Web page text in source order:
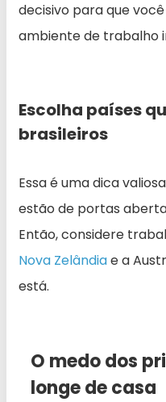
decisivo para que
ambiente de trabalho
Escolha países
brasileiros
Essa é uma dica
estão de portas
Então, considere
Nova Zelândiae a
está.
O medo dos
longe de casa